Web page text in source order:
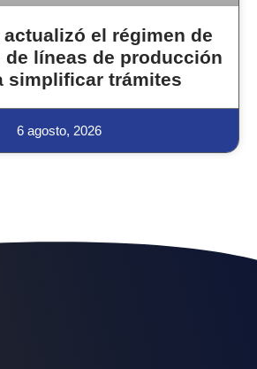
el régimen de
líneas de producción
simplificar trámites
6 agosto, 2026